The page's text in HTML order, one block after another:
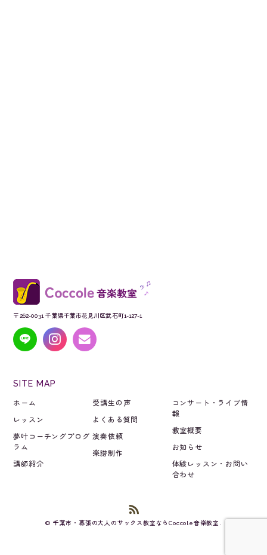
〒262-0031 千葉県千葉市花見川区武石町1-127-1
SITE MAP
ホーム
レッスン
夢叶コーチングプログ
ラム
講師紹介
受講生の声
よくある質問
演奏依頼
楽譜制作
コンサート・ライブ情
報
教室概要
お知らせ
体験レッスン・お問い
合わせ
© 千葉市・幕張の大人のサックス教室ならCoccole音楽教室.